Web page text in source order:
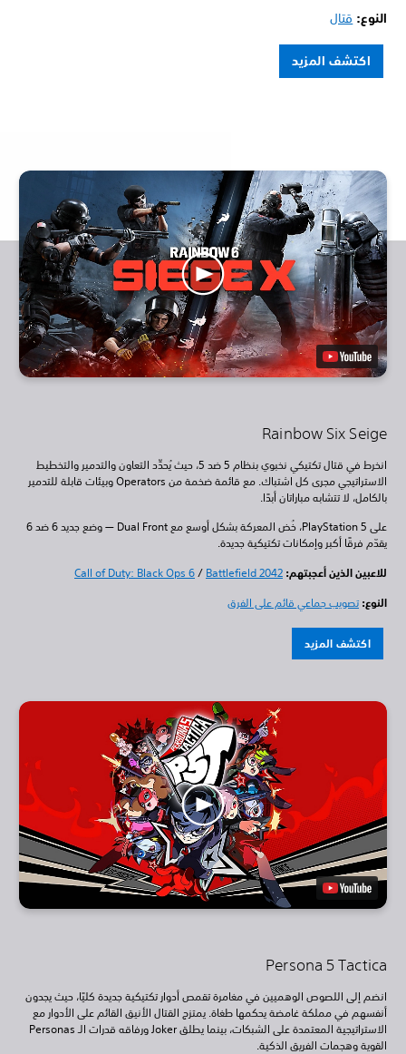
النوع:قتال
اكتشف المزيد
Rainbow Six Seige
انخرط في قتال تكتيكي نخبوي بنظام 5 ضد 5، حيث يُحدِّد التعاون والتدمير والتخطيط
الاستراتيجي مجرى كل اشتباك. مع قائمة ضخمة من Operators وبيئات قابلة للتدمير
بالكامل، لا تتشابه مباراتان أبدًا.
على PlayStation 5، خُض المعركة بشكل أوسع مع Dual Front — وضع جديد 6 ضد 6
يقدّم فرقًا أكبر وإمكانات تكتيكية جديدة.
للاعبين الذين أعجبتهم: Call of Duty: Black Ops 6/Battlefield 2042
النوع:تصويب جماعي قائم على الفرق
اكتشف المزيد
Persona 5 Tactica
انضم إلى اللصوص الوهميين في مغامرة تقمص أدوار تكتيكية جديدة كليًا، حيث يجدون
أنفسهم في مملكة غامضة يحكمها طغاة. يمتزج القتال الأنيق القائم على الأدوار مع
الاستراتيجية المعتمدة على الشبكات، بينما يطلق Joker ورفاقه قدرات الـ Personas
القوية وهجمات الفريق الذكية.